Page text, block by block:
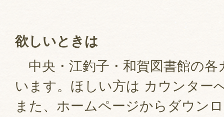
欲しいときは
中央・江釣子・和賀図書館の各
います。ほしい方は カウンター
また、ホームページからダウン